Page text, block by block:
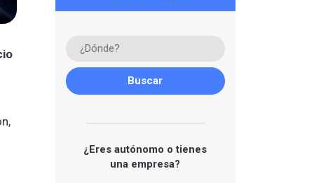
¿Eres autónomo o tienes
una empresa?